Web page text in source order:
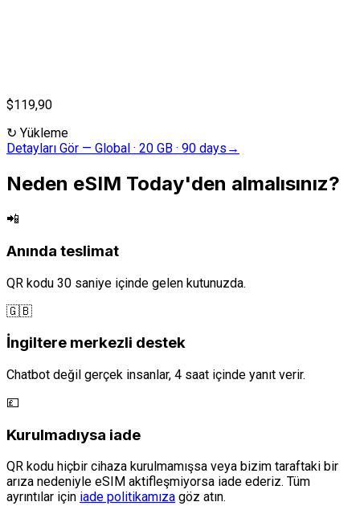
$119,90
↻ Yükleme
Detayları Gör — Global · 20 GB · 90 days →
Neden eSIM Today'den almalısınız?
📲
Anında teslimat
QR kodu 30 saniye içinde gelen kutunuzda.
🇬🇧
İngiltere merkezli destek
Chatbot değil gerçek insanlar, 4 saat içinde yanıt verir.
💷
Kurulmadıysa iade
QR kodu hiçbir cihaza kurulmamışsa veya bizim taraftaki bir
arıza nedeniyle eSIM aktifleşmiyorsa iade ederiz. Tüm
ayrıntılar için iade politikamıza göz atın.